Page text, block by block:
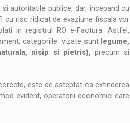
autoritatile publice, dar, incepand cu
cu risc ridicat de evaziune fiscala vor
in registrul RO e-Factura. Astfel,
categoriile vizate sunt legume,
nisip si pietris),precum si
este de asteptat ca extinderea
evident, operatorii economici care